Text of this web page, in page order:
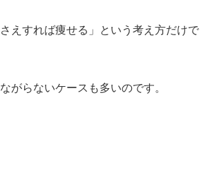
えすれば痩せる」という考え方だけで
がらないケースも多いのです。